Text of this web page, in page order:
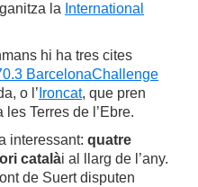
la International
hi ha tres cites
BarcelonaChallenge
o l’ Ironcat, que pren
Terres de l’Ebre.
interessant: quatre
catalài al llarg de l’any.
de Suert disputen